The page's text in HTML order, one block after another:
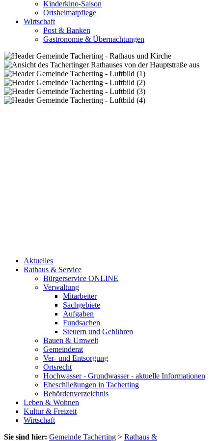
Kinderkino-Saison
Ortsheimatpflege
Wirtschaft
Post & Banken
Gastronomie & Übernachtungen
Aktuelles
Rathaus & Service
Bürgerservice ONLINE
Verwaltung
Mitarbeiter
Sachgebiete
Aufgaben
Fundsachen
Steuern und Gebühren
Bauen & Umwelt
Gemeinderat
Ver- und Entsorgung
Ortsrecht
Hochwasser - Grundwasser - aktuelle Informationen
Eheschließungen in Tacherting
Behördenverzeichnis
Leben & Wohnen
Kultur & Freizeit
Wirtschaft
Sie sind hier: Gemeinde Tacherting > Rathaus &